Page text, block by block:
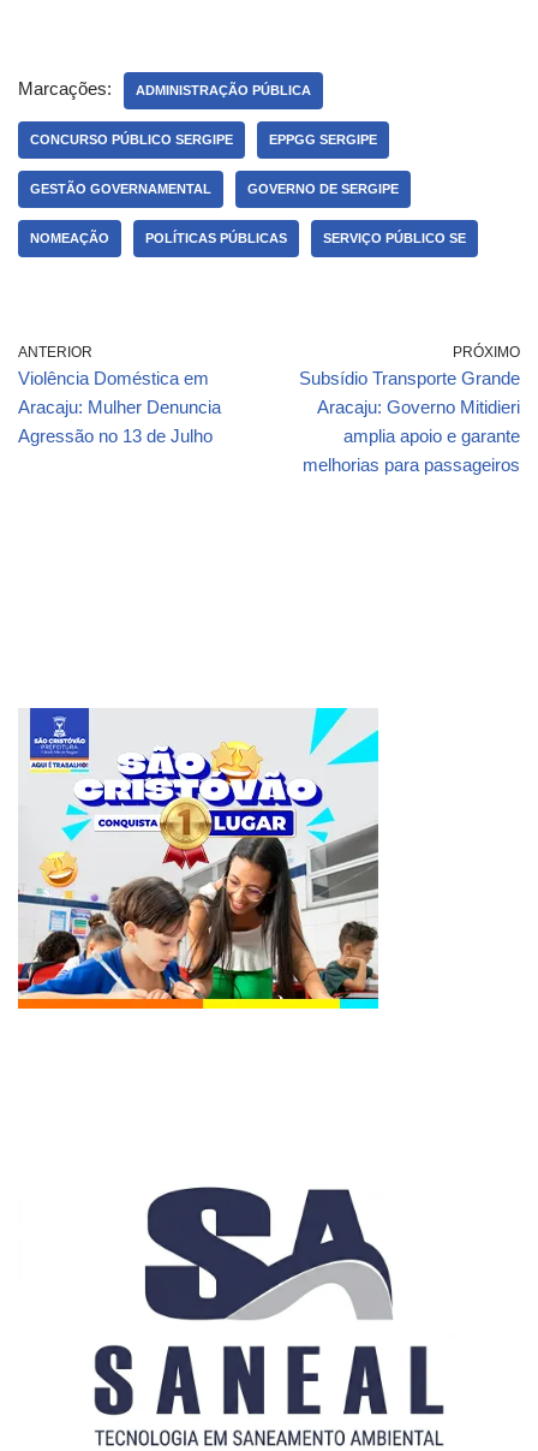
Marcações: ADMINISTRAÇÃO PÚBLICA
CONCURSO PÚBLICO SERGIPE EPPGG SERGIPE
GESTÃO GOVERNAMENTAL GOVERNO DE SERGIPE
NOMEAÇÃO POLÍTICAS PÚBLICAS SERVIÇO PÚBLICO SE
ANTERIOR
Violência Doméstica em
Aracaju: Mulher Denuncia
Agressão no 13 de Julho
PRÓXIMO
Subsídio Transporte Grande
Aracaju: Governo Mitidieri
amplia apoio e garante
melhorias para passageiros